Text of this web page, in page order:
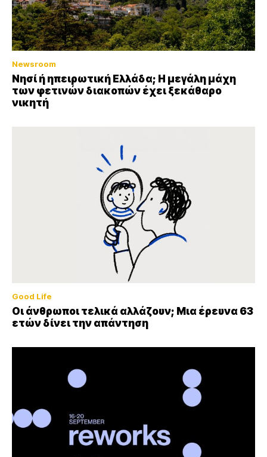
Newsroom
Νησί ή ηπειρωτική Ελλάδα; Η μεγάλη μάχη
των φετινών διακοπών έχει ξεκάθαρο
νικητή
Good Life
Οι άνθρωποι τελικά αλλάζουν; Μια έρευνα 63
ετών δίνει την απάντηση